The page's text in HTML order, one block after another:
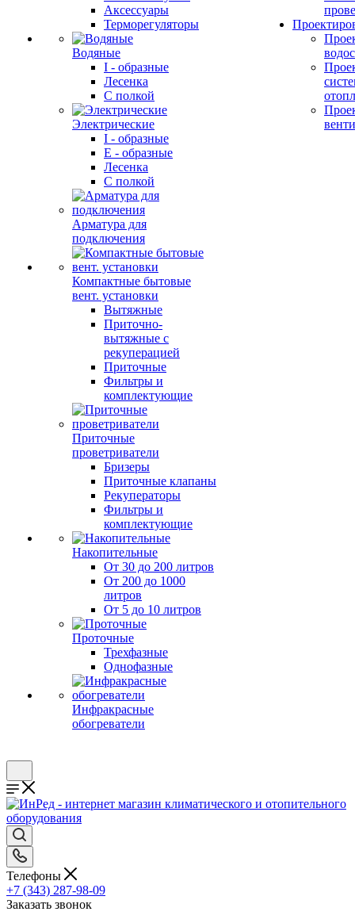
Аксессуары
Терморегуляторы
Водяные
I - образные
Лесенка
С полкой
Электрические
I - образные
E - образные
Лесенка
С полкой
Арматура для
подключения
Компактные бытовые
вент. установки
Вытяжные
Приточно-
вытяжные с
рекуперацией
Приточные
Фильтры и
комплектующие
Приточные
проветриватели
Бризеры
Приточные клапаны
Рекуператоры
Фильтры и
комплектующие
Накопительные
От 30 до 200 литров
От 200 до 1000
литров
От 5 до 10 литров
Проточные
Трехфазные
Однофазные
Инфракрасные
обогреватели
Телефоны
+7 (343) 287-98-09
Заказать звонок